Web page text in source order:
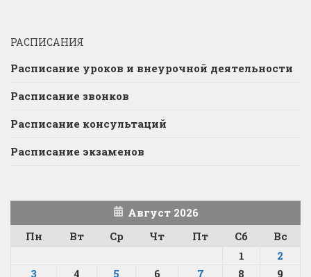
РАСПИСАНИЯ
Расписание уроков и внеурочной деятельности
Расписание звонков
Расписание консультаций
Расписание экзаменов
Август 2026
Пн
Вт Ср Чт Пт Сб
Вс
1
2
3
4 5 6 7 8 9